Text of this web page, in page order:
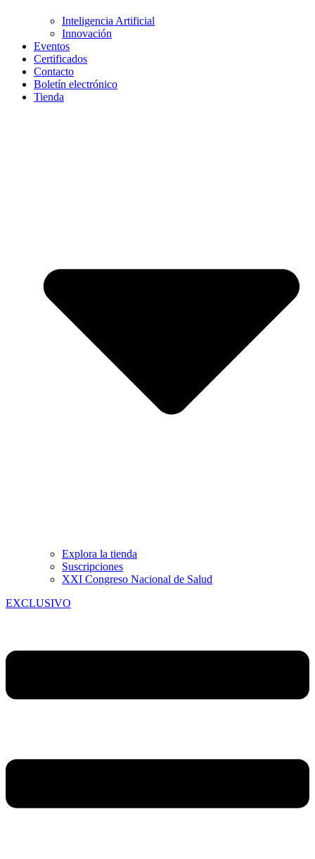
Inteligencia Artificial
Innovación
Eventos
Certificados
Contacto
Boletín electrónico
Tienda
Explora la tienda
Suscripciones
XXI Congreso Nacional de Salud
EXCLUSIVO